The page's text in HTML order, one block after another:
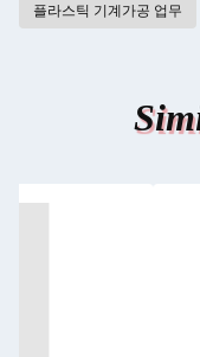
플라스틱 기계가공 업무